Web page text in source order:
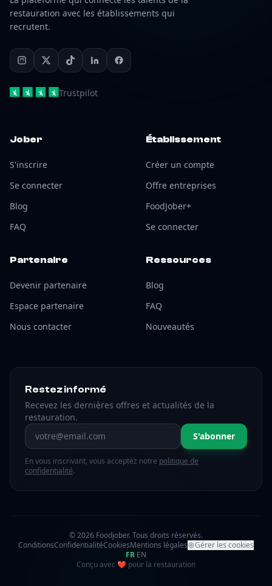
restauration avec les établissements qui
recrutent.
Trustpilot
Jober
S'inscrire
Se connecter
Blog
FAQ
Établissement
Créer un compte
Offre entreprises
FoodJober+
Se connecter
Partenaire
Devenir partenaire
Espace partenaire
Nous contacter
Ressources
Blog
FAQ
Nouveautés
Restez informé
Recevez les dernières offres et actualités de la
restauration.
Adresse email S'abonner
En vous inscrivant, vous acceptez notre politique de
confidentialité.
© 2026 Foodjober. Tous droits réservés.
ConditionsConfidentialitéCookiesMentions légales
Gérer les cookies
FR·EN
Conçu avec ❤ amour
pour la restauration